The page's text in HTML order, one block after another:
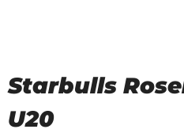
Starbulls
U20